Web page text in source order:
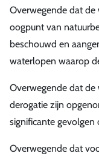
Overwegende dat
oogpunt van
beschouwd en
waterlopen waarop
Overwegende dat de
derogatie zijn
significante
Overwegende dat